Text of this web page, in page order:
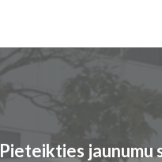
Pieteikties jaunumu